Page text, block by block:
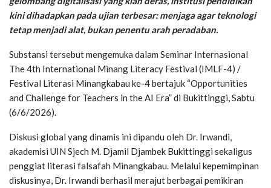
kini dihadapkan pada ujian terbesar: menjaga agar teknologi
tetap menjadi alat, bukan penentu arah peradaban.
Substansi tersebut mengemuka dalam Seminar Internasional
The 4th International Minang Literacy Festival (IMLF-4) /
Festival Literasi Minangkabau ke-4 bertajuk “Opportunities
and Challenge for Teachers in the AI Era” di Bukittinggi, Sabtu
(6/6/2026).
Diskusi global yang dinamis ini dipandu oleh Dr. Irwandi,
akademisi UIN Sjech M. Djamil Djambek Bukittinggi sekaligus
penggiat literasi falsafah Minangkabau. Melalui kepemimpinan
diskusinya, Dr. Irwandi berhasil merajut berbagai pemikiran